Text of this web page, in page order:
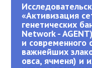
«Активизация
генетических
Network -
и современного
важнейших
овса, ячменя) и